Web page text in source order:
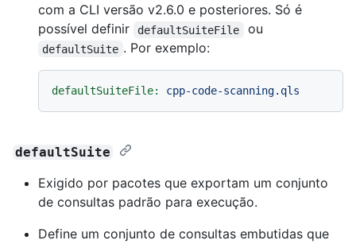
com a CLI versão v2.6.0 e posteriores. Só é
possível definir
defaultSuiteFile ou
defaultSuite . Por exemplo:
defaultSuiteFile: cpp-code-scanning.qls
defaultSuite
Exigido por pacotes que exportam um conjunto
de consultas padrão para execução.
Define um conjunto de consultas embutidas que